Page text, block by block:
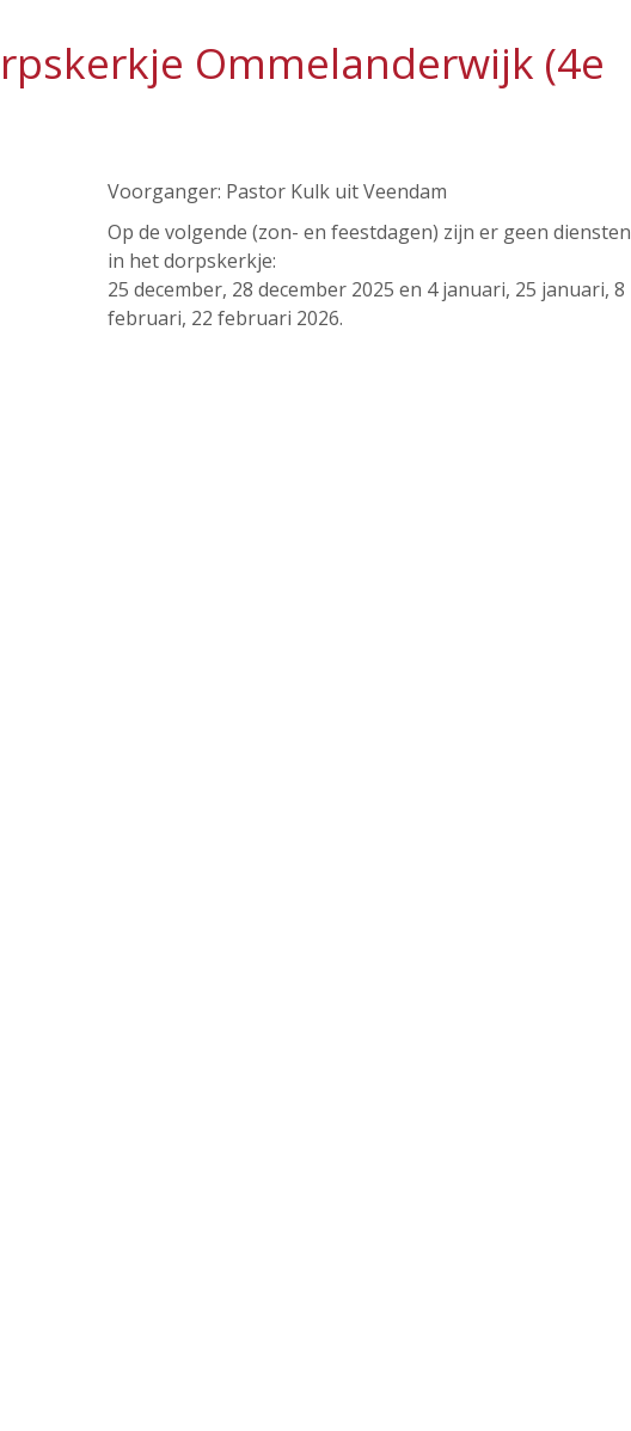
Ommelanderwijk (4e
Voorganger: Pastor Kulk uit Veendam
Op de volgende (zon- en feestdagen) zijn er geen diensten
in het dorpskerkje:
25 december, 28 december 2025 en 4 januari, 25 januari, 8
februari, 22 februari 2026.